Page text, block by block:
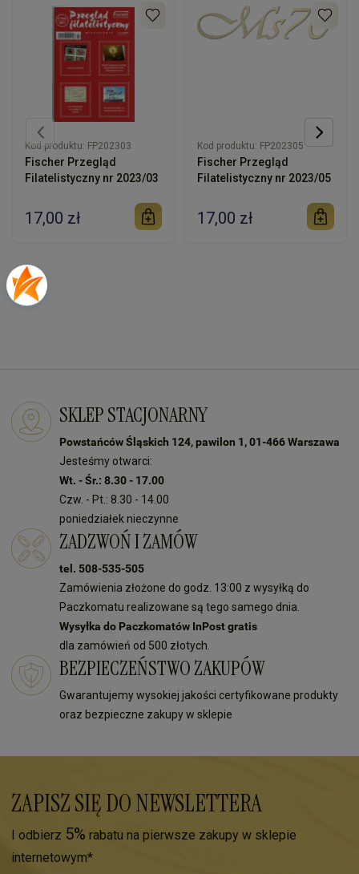
Kod produktu: FP202303
Fischer Przegląd
Filatelistyczny nr 2023/03
17,00 zł
Kod produktu: FP202305
Fischer Przegląd
Filatelistyczny nr 2023/05
17,00 zł
SKLEP STACJONARNY
Powstańców Śląskich 124, pawilon 1, 01-466 Warszawa
Jesteśmy otwarci:
Wt. - Śr.: 8.30 - 17.00
Czw. - Pt.: 8.30 - 14.00
poniedziałek nieczynne
ZADZWOŃ I ZAMÓW
tel. 508-535-505
Zamówienia złożone do godz. 13:00 z wysyłką do
Paczkomatu realizowane są tego samego dnia.
Wysyłka do Paczkomatów InPost gratis
dla zamówień od 500 złotych.
BEZPIECZEŃSTWO ZAKUPÓW
Gwarantujemy wysokiej jakości certyfikowane produkty
oraz bezpieczne zakupy w sklepie
ZAPISZ SIĘ DO NEWSLETTERA
I odbierz 5% rabatu na pierwsze zakupy w sklepie
internetowym*